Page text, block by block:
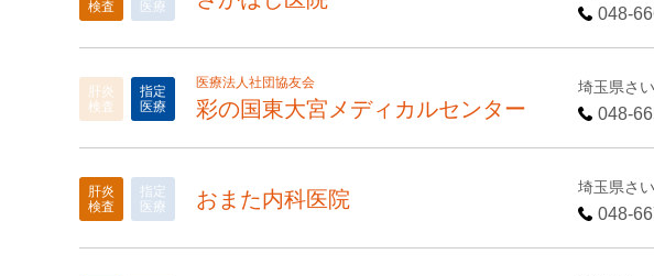
検査
医療
048-
肝炎
検査
指定
医療
医療法人社団協友会
彩の国東大宮メディカルセンター
埼玉県さ
048-
肝炎
検査
指定
医療
おまた内科医院 埼玉県さ
048-